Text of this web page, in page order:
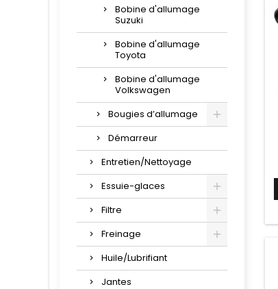
Bobine d'allumage
Suzuki
Bobine d'allumage
Toyota
Bobine d'allumage
Volkswagen
Bougies d’allumage
Démarreur
Entretien/Nettoyage
Essuie-glaces
Filtre
Freinage
Huile/Lubrifiant
Jantes